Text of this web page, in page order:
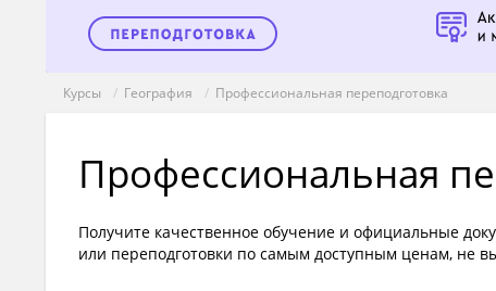
Курсы / География / Профессиональная переподготовка
Профессиональная
Получите качественное обучение и официальные
или переподготовки по самым доступным ценам, не